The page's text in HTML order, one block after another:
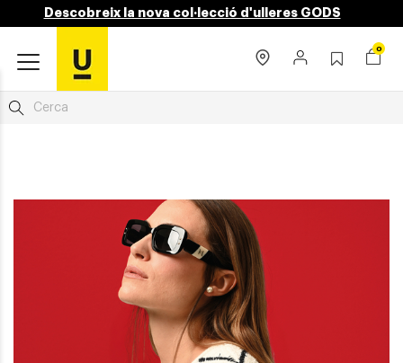
Descobreix la nova col·lecció d'ulleres GODS
0